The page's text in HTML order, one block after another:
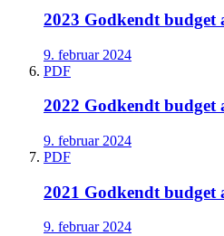
2023 Godkendt budget
9. februar 2024
PDF
2022 Godkendt budget
9. februar 2024
PDF
2021 Godkendt budget
9. februar 2024